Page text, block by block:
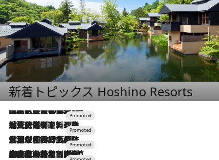
新着トピックス Hoshino Resorts
2026.7.31
【ホテル帰省】という選択肢をOMOが提案。家族とほどよい距離を保つには「昼は実家、夜は気兼ねなくホテルで！」
2026.7.24
【夏限定ディナーコース】旬を迎える稚鮎や花ズッキーニなどをイタリア・トスカーナの郷土料理の手法で満喫！
2026.7.17
「土佐和ハーブかき氷」がOMO7高知に登場！生姜、山椒、大葉など目にも舌にも涼を呼ぶ郷土の味
2026.7.10
NEW OPEN！【界 草津】名湯の地に誕生。趣の異なる2種の温泉と上州ならではの会席・蕎麦割烹など美食を味わう究極の癒やし旅